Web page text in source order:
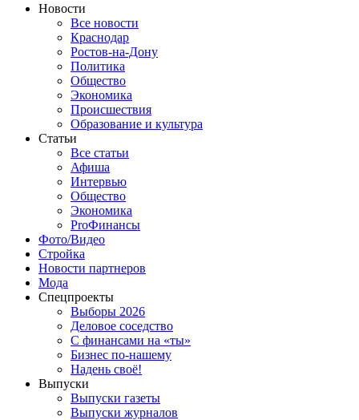
Новости
Все новости
Краснодар
Ростов-на-Дону
Политика
Общество
Экономика
Происшествия
Образование и культура
Статьи
Все статьи
Афиша
Интервью
Общество
Экономика
ProФинансы
Фото/Видео
Стройка
Новости партнеров
Мода
Спецпроекты
Выборы 2026
Деловое соседство
С финансами на «ты»
Бизнес по-нашему
Надень своё!
Выпуски
Выпуски газеты
Выпуски журналов